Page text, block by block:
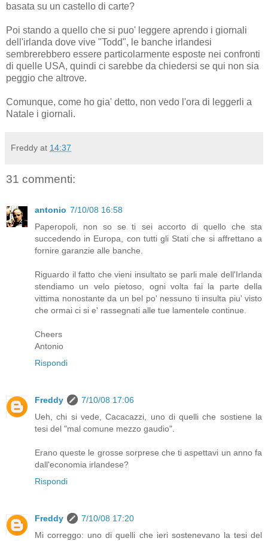
basata su un castello di carte?
Poi stando a quello che si puo' leggere aprendo i giornali
dell'irlanda dove vive "Todd", le banche irlandesi
sembrerebbero essere particolarmente esposte nei confronti
di quelle USA, quindi ci sarebbe da chiedersi se qui non sia
peggio che altrove.
Comunque, come ho gia' detto, non vedo l'ora di leggerli a
Natale i giornali.
Freddy at 14:37
31 commenti:
antonio 7/10/08 16:58
Paperopoli, non so se ti sei accorto di quello che sta
succedendo in Europa, con tutti gli Stati che si affrettano a
fornire garanzie alle banche.
Riguardo il fatto che vieni insultato se parli male dell'Irlanda
stendiamo un velo pietoso, ogni volta fai la parte della
vittima nonostante da un bel po' nessuno ti insulta piu' visto
che ormai ci si e' rassegnati alle tue lamentele continue.
Cheers
Antonio
Rispondi
Freddy
7/10/08 17:06
Ueh, chi si vede, Cacacazzi, uno di quelli che sostiene la
tesi del "mal comune mezzo gaudio".
Erano queste le grosse sorprese che ti aspettavi un anno fa
dall'economia irlandese?
Rispondi
Freddy
7/10/08 17:20
Mi correggo: uno di quelli che ieri sostenevano la tesi del